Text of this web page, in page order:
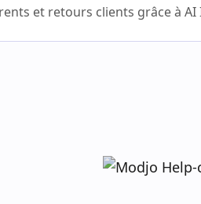
et retours clients grâce à AI